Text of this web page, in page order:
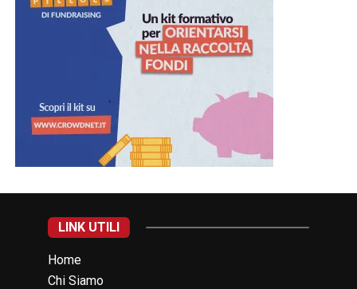
LINK UTILI
Home
Chi Siamo